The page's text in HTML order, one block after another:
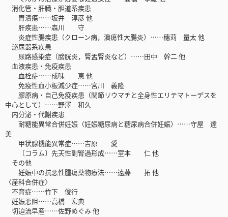
消化管・肝臓・胆道系疾患
胃潰瘍……坂井 淳彦 他
肝疾患……森川 守
炎症性腸疾患（クローン病，潰瘍性大腸炎）……穗苅 量太 他
泌尿器系疾患
尿路感染症（膀胱炎，腎盂腎炎など）……田中 幹二 他
血液疾患・免疫疾患
血栓症……成味 恵 他
免疫性血小板減少症……宮川 義隆
膠原病・自己免疫疾患（関節リウマチと全身性エリテマトーデスを
中心として）……野澤 和久
内分泌・代謝疾患
耐糖能異常合併妊娠（妊娠糖尿病と糖尿病合併妊娠）……守屋 達
美
甲状腺機能異常症……吉原 愛
〔コラム〕先天性副腎過形成……室本 仁 他
その他
妊娠中の抗悪性腫瘍薬物療法……遠藤 拓 他
〈産科合併症〉
不育症……竹下 俊行
妊娠悪阻……高橋 宏典
切迫流早産……佐野めぐみ 他